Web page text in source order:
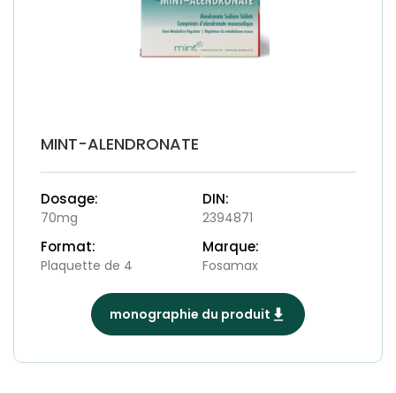
MINT-ALENDRONATE
Dosage:
70mg
DIN:
2394871
Format:
Plaquette de 4
Marque:
Fosamax
monographie du produit